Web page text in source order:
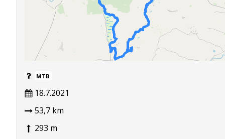
MTB
18.7.2021
53,7 km
293 m